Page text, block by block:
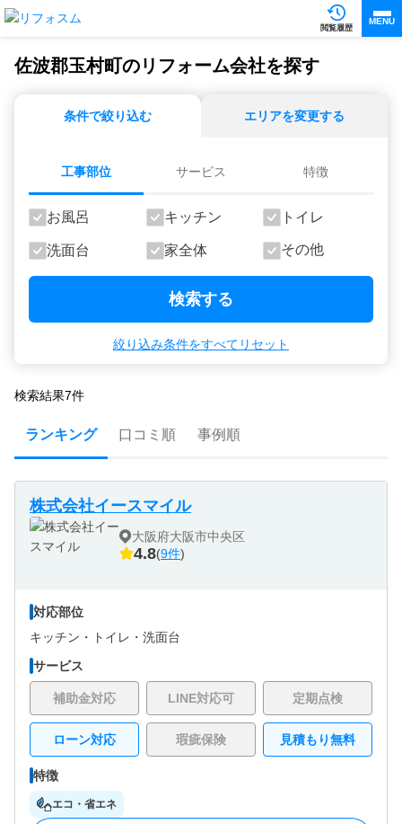
閲覧履歴
MENU
佐波郡玉村町のリフォーム会社を探す
条件で絞り込む エリアを変更する
工事部位 サービス 特徴
お風呂 キッチン トイレ
洗面台 家全体 その他
検索する
絞り込み条件をすべてリセット
検索結果7件
ランキング 口コミ順 事例順
株式会社イースマイル
大阪府大阪市中央区
4.8(9件)
対応部位
キッチン・
トイレ・ 洗面台
サービス
補助金対応 LINE対応可 定期点検
ローン対応 瑕疵保険 見積もり無料
特徴
エコ・省エネ